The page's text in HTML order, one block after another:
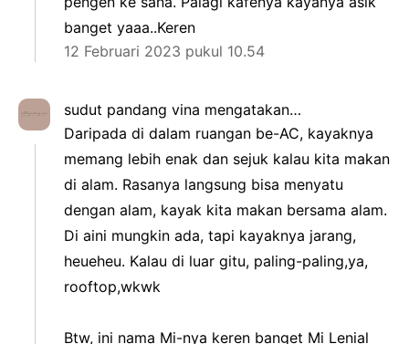
banget yaaa..Keren
12 Februari 2023 pukul 10.54
sudut pandang vina mengatakan…
Daripada di dalam ruangan be-AC, kayaknya
memang lebih enak dan sejuk kalau kita makan
di alam. Rasanya langsung bisa menyatu
dengan alam, kayak kita makan bersama alam.
Di aini mungkin ada, tapi kayaknya jarang,
heueheu. Kalau di luar gitu, paling-paling,ya,
rooftop,wkwk
Btw, ini nama Mi-nya keren banget Mi Lenial